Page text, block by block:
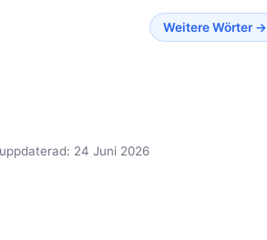
24 Juni 2026
Weitere Wörter →